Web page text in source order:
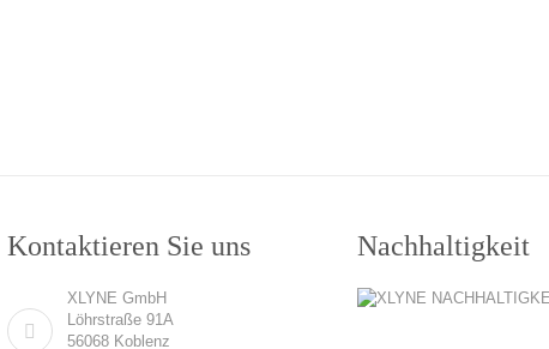
Kontaktieren Sie uns
XLYNE GmbH
Löhrstraße 91A
56068 Koblenz
Nachhaltigkeit